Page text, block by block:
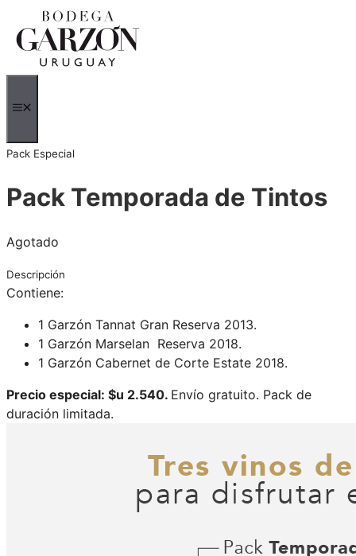
contenido
Pack Especial
Pack Temporada de Tintos
Agotado
Descripción
Contiene:
1 Garzón Tannat Gran Reserva 2013.
1 Garzón Marselan Reserva 2018.
1 Garzón Cabernet de Corte Estate 2018.
Precio especial: $u 2.540. Envío gratuito. Pack de
duración limitada.